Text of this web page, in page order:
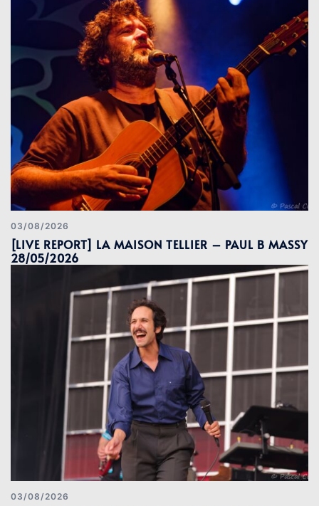
03/08/2026
[LIVE REPORT] LA MAISON TELLIER – PAUL B MASSY
28/05/2026
03/08/2026